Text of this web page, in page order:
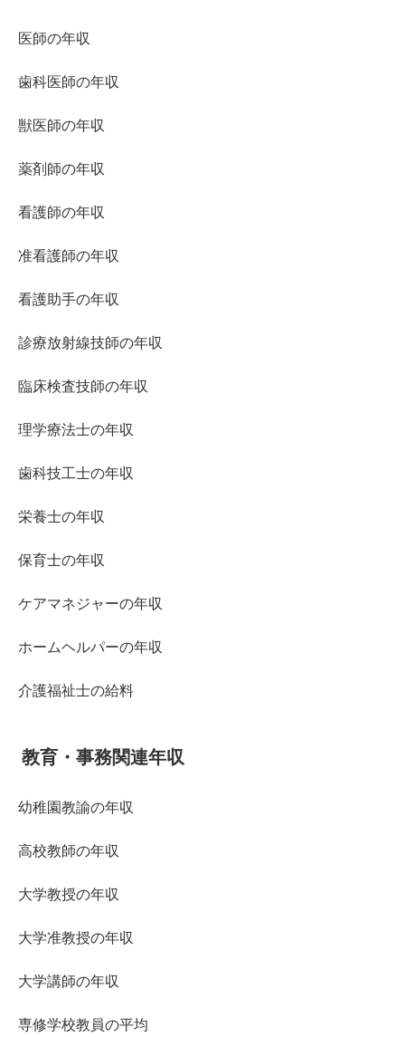
医師の年収
歯科医師の年収
獣医師の年収
薬剤師の年収
看護師の年収
准看護師の年収
看護助手の年収
診療放射線技師の年収
臨床検査技師の年収
理学療法士の年収
歯科技工士の年収
栄養士の年収
保育士の年収
ケアマネジャーの年収
ホームヘルパーの年収
介護福祉士の給料
教育・事務関連年収
幼稚園教諭の年収
高校教師の年収
大学教授の年収
大学准教授の年収
大学講師の年収
専修学校教員の平均